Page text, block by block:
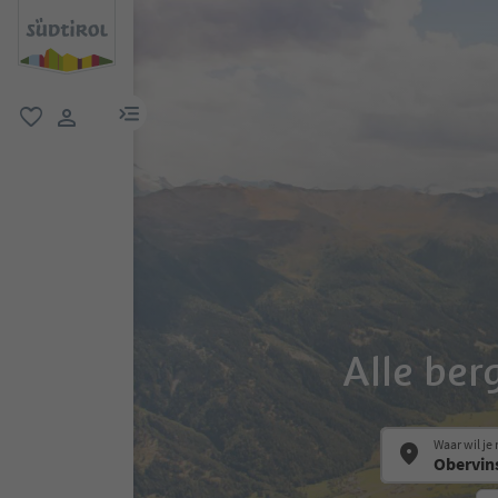
menulink
Alle
Waar wil je